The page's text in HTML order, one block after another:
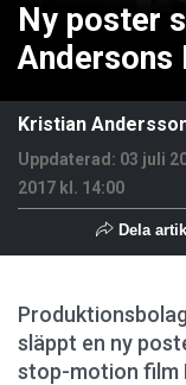
Ny poster
Andersons
Kristian
Uppdaterad: 03 juli
2017 kl. 14:00
Dela
släppt en ny
stop-motion film